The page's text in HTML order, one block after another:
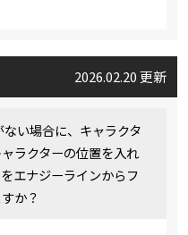
2026.02.20 更新
い場合に、キャラクタ
ラクターの位置を入れ
エナジーラインからフ
か？